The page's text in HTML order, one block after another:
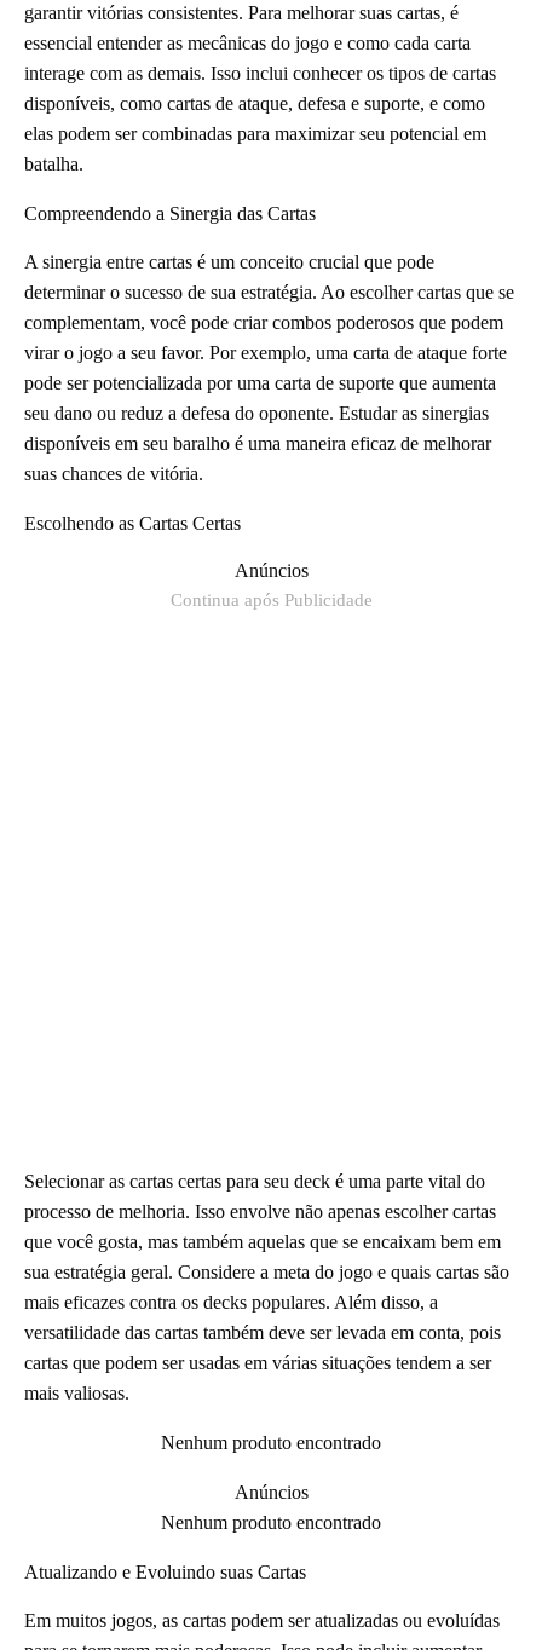
garantir vitórias consistentes. Para melhorar suas cartas, é
essencial entender as mecânicas do jogo e como cada carta
interage com as demais. Isso inclui conhecer os tipos de cartas
disponíveis, como cartas de ataque, defesa e suporte, e como
elas podem ser combinadas para maximizar seu potencial em
batalha.
Compreendendo a Sinergia das Cartas
A sinergia entre cartas é um conceito crucial que pode
determinar o sucesso de sua estratégia. Ao escolher cartas que se
complementam, você pode criar combos poderosos que podem
virar o jogo a seu favor. Por exemplo, uma carta de ataque forte
pode ser potencializada por uma carta de suporte que aumenta
seu dano ou reduz a defesa do oponente. Estudar as sinergias
disponíveis em seu baralho é uma maneira eficaz de melhorar
suas chances de vitória.
Escolhendo as Cartas Certas
Anúncios
Continua após Publicidade
Selecionar as cartas certas para seu deck é uma parte vital do
processo de melhoria. Isso envolve não apenas escolher cartas
que você gosta, mas também aquelas que se encaixam bem em
sua estratégia geral. Considere a meta do jogo e quais cartas são
mais eficazes contra os decks populares. Além disso, a
versatilidade das cartas também deve ser levada em conta, pois
cartas que podem ser usadas em várias situações tendem a ser
mais valiosas.
Nenhum produto encontrado
Anúncios
Nenhum produto encontrado
Atualizando e Evoluindo suas Cartas
Em muitos jogos, as cartas podem ser atualizadas ou evoluídas